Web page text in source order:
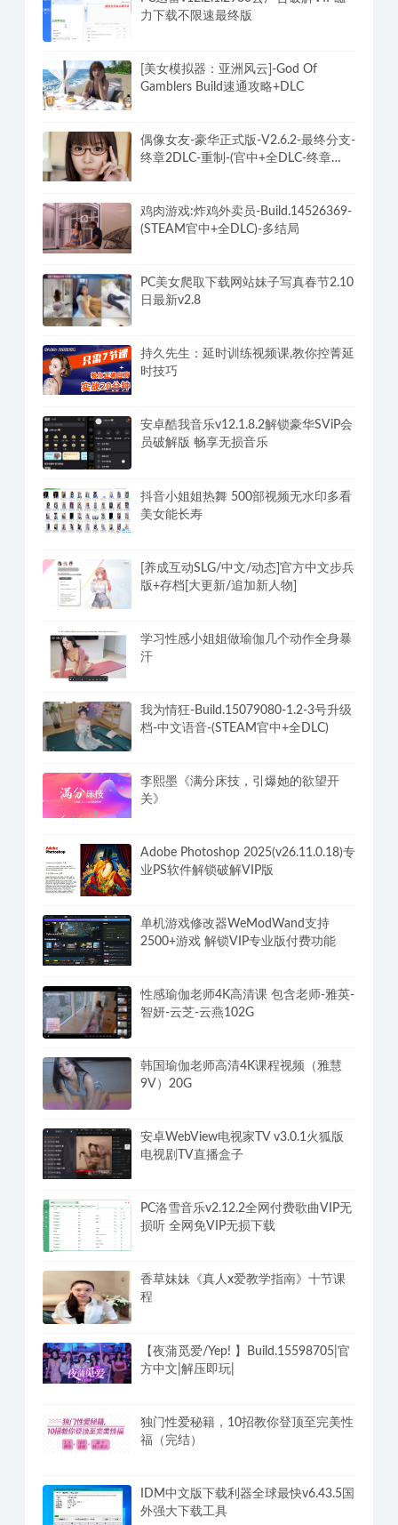
力下载不限速最终版
[美女模拟器：亚洲风云]-God Of
Gamblers Build速通攻略+DLC
偶像女友-豪华正式版-V2.6.2-最终分支-
终章2DLC-重制-(官中+全DLC-终章
鸡肉游戏:炸鸡外卖员-Build.14526369-
(STEAM官中+全DLC)-多结局
PC美女爬取下载网站妹子写真春节2.10
日最新v2.8
持久先生：延时训练视频课,教你控菁延
时技巧
安卓酷我音乐v12.1.8.2解锁豪华SViP会
员破解版 畅享无损音乐
抖音小姐姐热舞 500部视频无水印多看
美女能长寿
[养成互动SLG/中文/动态]官方中文步兵
版+存档[大更新/追加新人物]
学习性感小姐姐做瑜伽几个动作全身暴
汗
我为情狂-Build.15079080-1.2-3号升级
档-中文语音-(STEAM官中+全DLC)
李熙墨《满分床技，引爆她的欲望开
关》
Adobe Photoshop 2025(v26.11.0.18)专
业PS软件解锁破解VIP版
单机游戏修改器WeModWand支持
2500+游戏 解锁VIP专业版付费功能
性感瑜伽老师4K高清课 包含老师-雅英-
智妍-云芝-云燕102G
韩国瑜伽老师高清4K课程视频（雅慧
9V）20G
安卓WebView电视家TV v3.0.1火狐版
电视剧TV直播盒子
PC洛雪音乐v2.12.2全网付费歌曲VIP无
损听 全网免VIP无损下载
香草妹妹《真人x爱教学指南》十节课
程
【夜蒲觅爱/Yep! 】Build.15598705|官
方中文|解压即玩|
独门性爱秘籍，10招教你登顶至完美性
福（完结）
IDM中文版下载利器全球最快v6.43.5国
外强大下载工具